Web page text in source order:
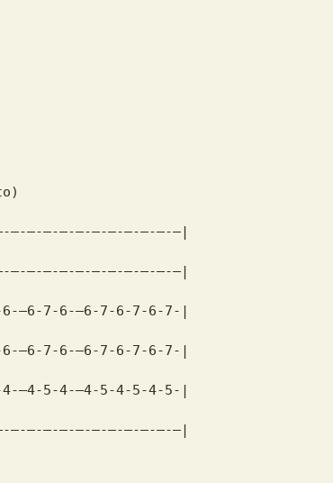
–-–-–-–-–-–-–-–-–-–|
–-–-–-–-–-–-–-–-–-–|
–6-7-6-–6-7-6-7-6-7-|
–6-7-6-–6-7-6-7-6-7-|
–4-5-4-–4-5-4-5-4-5-|
–-–-–-–-–-–-–-–-–-–|